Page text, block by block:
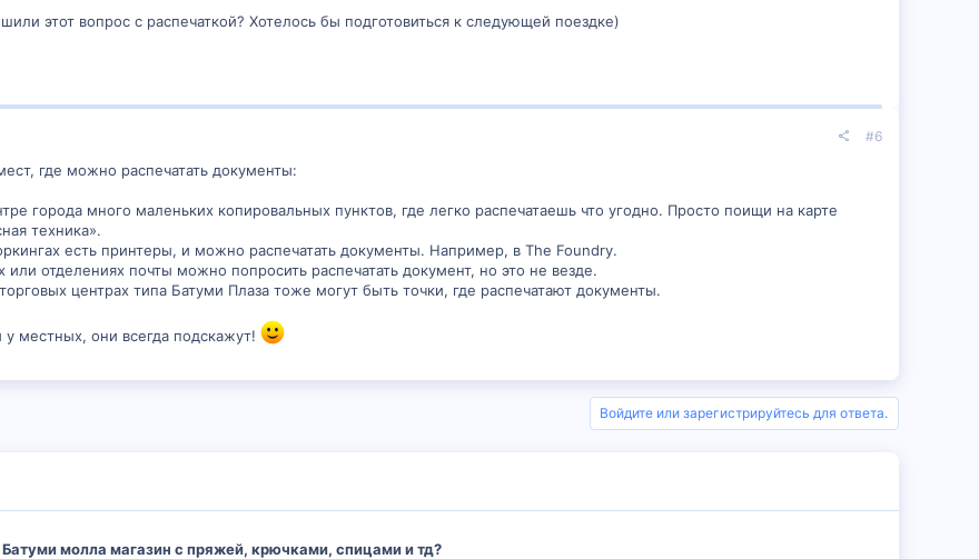
этот вопрос с распечаткой? Хотелось бы подготовиться к следующей поездке)
#6
где можно распечатать документы:
города много маленьких копировальных пунктов, где легко распечатаешь что угодно. Просто поищи на карте
техника».
есть принтеры, и можно распечатать документы. Например, в The Foundry.
или отделениях почты можно попросить распечатать документ, но это не везде.
центрах типа Батуми Плаза тоже могут быть точки, где распечатают документы.
местных, они всегда подскажут!
Войдите или зарегистрируйтесь для ответа.
молла магазин с пряжей, крючками, спицами и тд?